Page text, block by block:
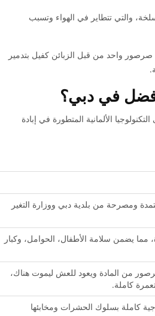
والتي تتطاير في الهواء وتسبب
صرصور واحد من قبل الزبائن كفيل بتدمير
في دبي؟
الألمانية المتطورة في إبادة
ومصرحة من بلدية دبي ووزارة التغير
مما يضمن سلامة الأطفال، الحوامل، وكبار
من المادة ويعود للعش ليموت هناك،
كاملة.
كاملة بسلوك الحشرات ومخابئها